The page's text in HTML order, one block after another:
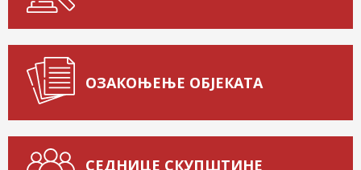
ОЗАКОЊЕЊЕ ОБЈЕКАТА
СЕДНИЦЕ СКУПШТИНЕ